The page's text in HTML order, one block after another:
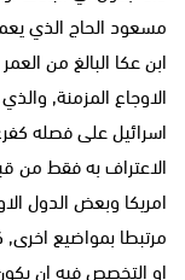
مسعود الحاج الذي
الاوجاع المزمنة,
اسرائيل على فصله
الاعتراف به فقط من
امريكا وبعض الدول
مرتبطا بمواضيع
او التخصص فيه ان